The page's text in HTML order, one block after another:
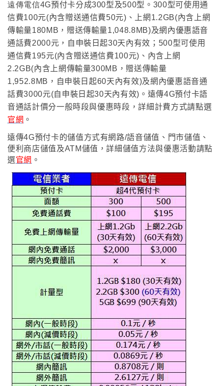
遠傳電信4G預付卡分成300型及500型 。 300型可使用通
信費100元(內含贈送通信費50元) 、
上網1.2GB(內含上網
傳輸量180MB，贈送傳輸量1,048.8MB)及網內優惠語音
通話費2000元 ，自申裝日起30天內有效 ； 500型可使用
通信費195元(內含贈送通信費100元) 、 內含上網
2.2GB(內含上網傳輸量300MB，贈送傳輸量
1,952.8MB ， 自申裝日起60天內有效)及網內優惠語音通
話費3000元(自申裝日起30天內有效)。遠傳4G預付卡語
音通話計價分一般時段與優惠時段 ，詳細計費方式請點選
官網 。
遠傳4G預付卡的儲值方式有網路/語音儲值 、門市儲值 、
便利商店儲值及ATM儲值 ，詳細儲值方法與優惠活動請點
選官網 。